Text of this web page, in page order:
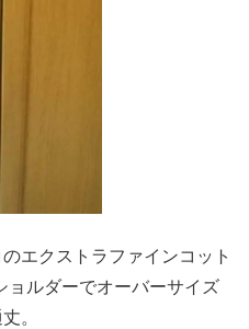
エクストラファインコット
ルダーでオーバーサイズ
。